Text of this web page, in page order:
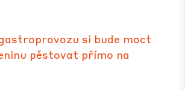
si bude moct
pěstovat přímo na